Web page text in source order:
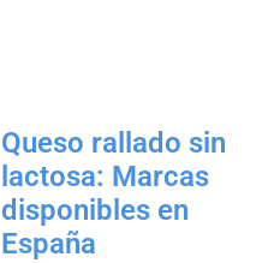
Queso rallado sin
lactosa: Marcas
disponibles en
España